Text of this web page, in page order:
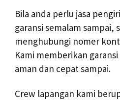
Bila anda perlu jasa
garansi semalam sampai,
menghubungi nomer
Kami memberikan
aman dan cepat sampai.
Crew lapangan kami